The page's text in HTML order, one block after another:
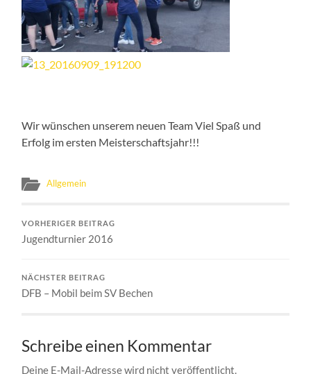
Wir wünschen unserem neuen Team Viel Spaß und
Erfolg im ersten Meisterschaftsjahr!!!
Allgemein
VORHERIGER BEITRAG
Jugendturnier 2016
NÄCHSTER BEITRAG
DFB – Mobil beim SV Bechen
Schreibe einen Kommentar
Deine E-Mail-Adresse wird nicht veröffentlicht.